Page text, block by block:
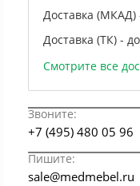
Доставка (МКАД)
Доставка (ТК) -
Смотрите все
Звоните:
+7 (495) 480 05 96
Пишите:
sale@medmebel.ru